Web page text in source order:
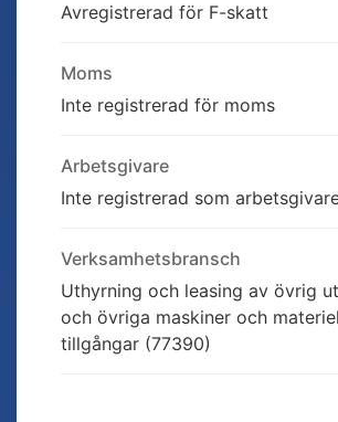
Avregistrerad för F-skatt
Moms
Inte registrerad för moms
Arbetsgivare
Inte registrerad som
Verksamhetsbransch
Uthyrning och leasing av övrig
och övriga maskiner och
tillgångar (77390)